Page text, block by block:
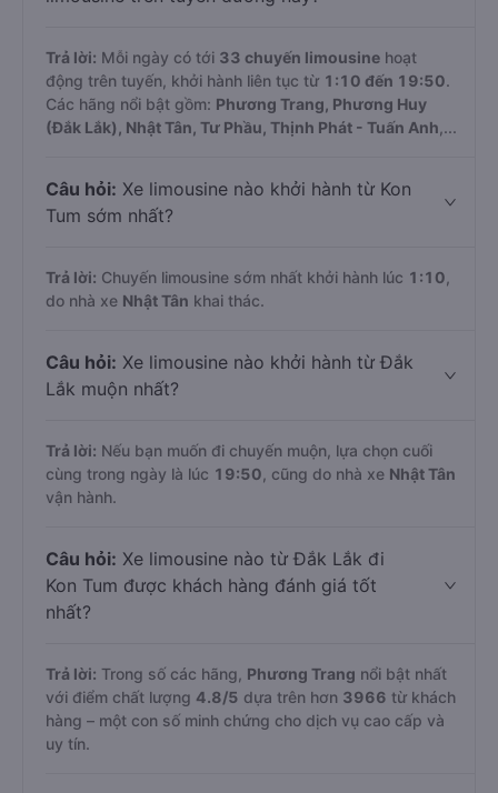
Trả lời: Mỗi ngày có tới 33 chuyến limousine hoạt
động trên tuyến, khởi hành liên tục từ 1:10 đến 19:50.
Các hãng nổi bật gồm: Phương Trang, Phương Huy
(Đắk Lắk), Nhật Tân, Tư Phầu, Thịnh Phát - Tuấn Anh ,...
Câu hỏi: Xe limousine nào khởi hành từ Kon
Tum sớm nhất?
Trả lời: Chuyến limousine sớm nhất khởi hành lúc 1:10
do nhà xe Nhật Tân khai thác.
Câu hỏi: Xe limousine nào khởi hành từ Đắk
Lắk muộn nhất?
Trả lời: Nếu bạn muốn đi chuyến muộn, lựa chọn cuối
cùng trong ngày là lúc 19:50 , cũng do nhà xe Nhật Tân
vận hành.
Câu hỏi: Xe limousine nào từ Đắk Lắk đi
Kon Tum được khách hàng đánh giá tốt
nhất?
Trả lời: Trong số các hãng, Phương Trang nổi bật nhất
với điểm chất lượng 4.8/5 dựa trên hơn 3966 từ khách
hàng – một con số minh chứng cho dịch vụ cao cấp và
uy tín.